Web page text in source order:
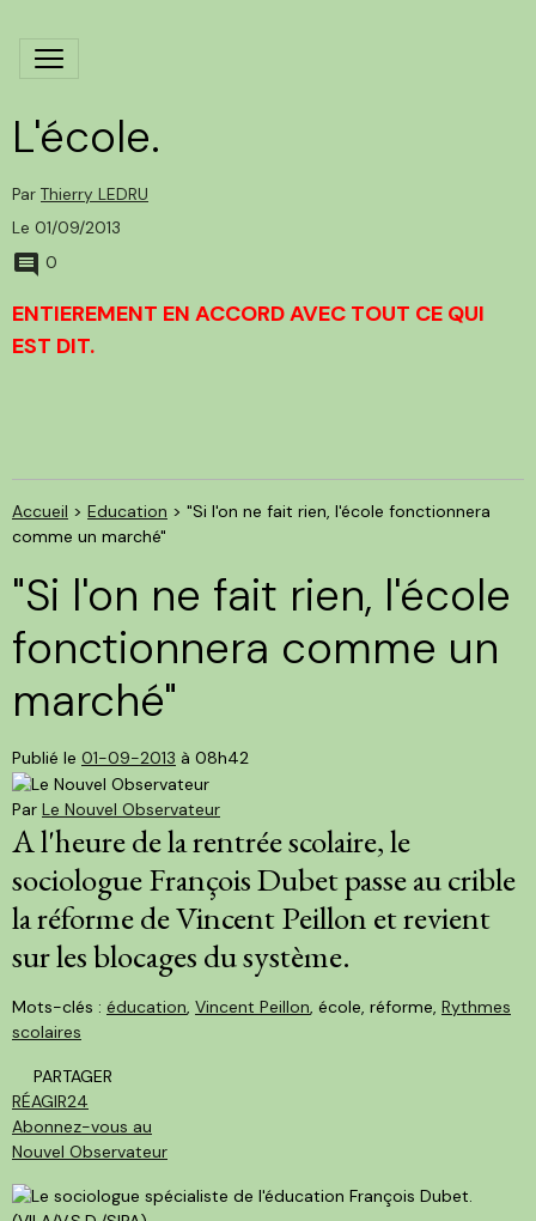
L'école.
Par Thierry LEDRU
Le 01/09/2013
0
ENTIEREMENT EN ACCORD AVEC TOUT CE QUI
EST DIT.
Accueil > Education > "Si l'on ne fait rien, l'école fonctionnera
comme un marché"
"Si l'on ne fait rien, l'école
fonctionnera comme un
marché"
Publié le 01-09-2013 à 08h42
Par Le Nouvel Observateur
A l'heure de la rentrée scolaire, le
sociologue François Dubet passe au crible
la réforme de Vincent Peillon et revient
sur les blocages du système.
Mots-clés : éducation Vincent Peillon , école, réforme, Rythmes
scolaires
PARTAGER
RÉAGIR24
Abonnez-vous au
Nouvel Observateur